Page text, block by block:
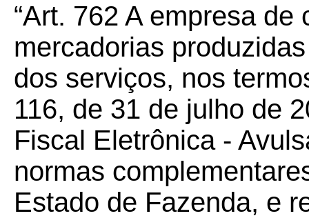
“Art. 762 A empresa de
mercadorias
dos serviços, nos
116, de 31 de julho de
Fiscal Eletrônica -
normas
Estado de Fazenda, e